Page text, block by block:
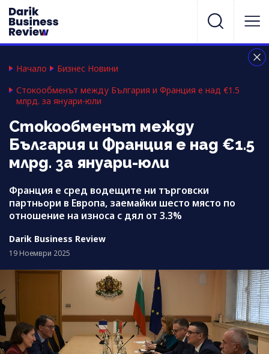
Начало
Бизнес Новини
Стокообменът между България и Франция е над €1.5
млрд. за януари-юли
Стокообменът между
България и Франция е над €1.5
млрд. за януари-юли
Франция е сред водещите ни търговски
партньори в Европа, заемайки шесто място по
отношение на износа с дял от 3.3%
Darik Business Review
19 Ноември 2025